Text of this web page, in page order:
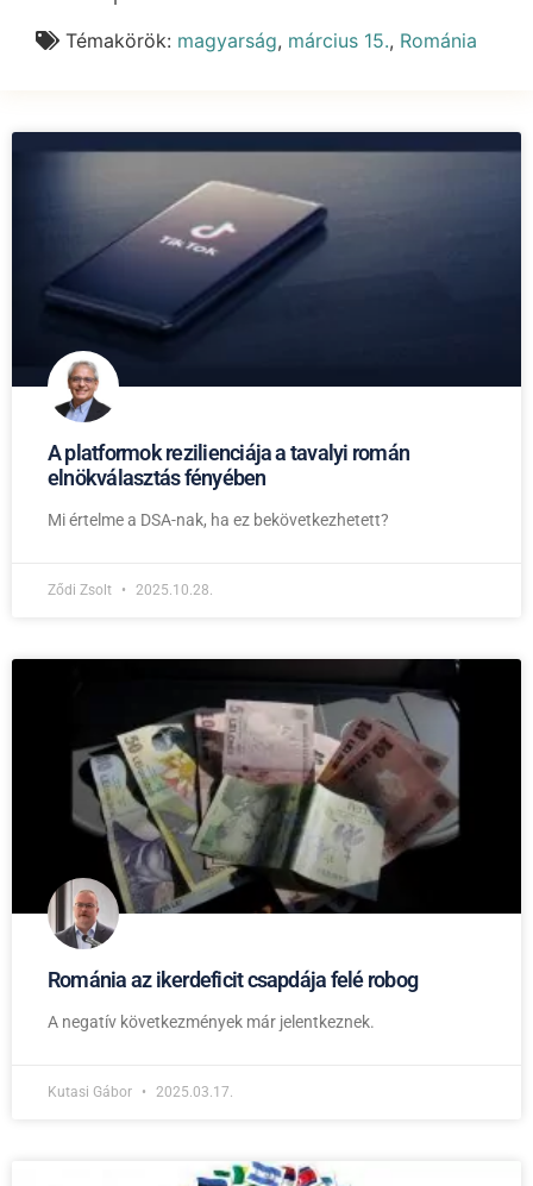
A platformok rezilienciája a tavalyi román
elnökválasztás fényében
Mi értelme a DSA-nak, ha ez bekövetkezhetett?
Ződi Zsolt 2025.10.28.
Románia az ikerdeficit csapdája felé robog
A negatív következmények már jelentkeznek.
Kutasi Gábor 2025.03.17.
Témakörök: magyarság, március 15., Románia